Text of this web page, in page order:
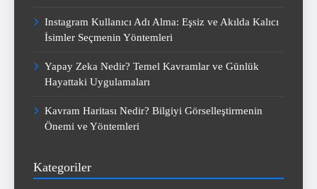
Instagram Kullanıcı Adı Alma: Eşsiz ve Akılda Kalıcı
İsimler Seçmenin Yöntemleri
Yapay Zeka Nedir? Temel Kavramlar ve Günlük
Hayattaki Uygulamaları
Kavram Haritası Nedir? Bilgiyi Görselleştirmenin
Önemi ve Yöntemleri
Kategoriler